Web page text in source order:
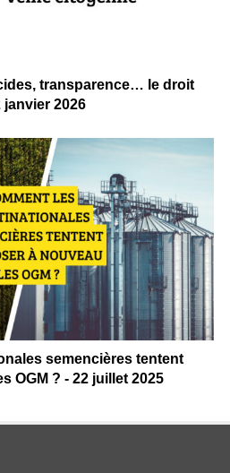
transparence… le droit
janvier 2026
semencières tentent
OGM ? - 22 juillet 2025